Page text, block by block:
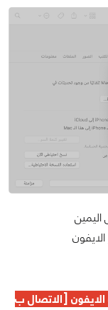
اليمين
[الاتصال ب